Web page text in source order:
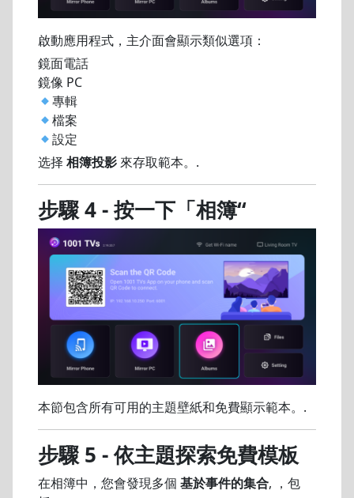
啟動應用程式，主介面會顯示類似選項：
鏡面電話
鏡像 PC
專輯
檔案
設定
选择 相簿投影 來存取範本。.
步驟 4 - 按一下「相簿“
本節包含所有可用的主題壁紙和免費顯示範本。.
步驟 5 - 依主題探索免費模板
在相簿中，您會發現多個 基於事件的集合, ，包